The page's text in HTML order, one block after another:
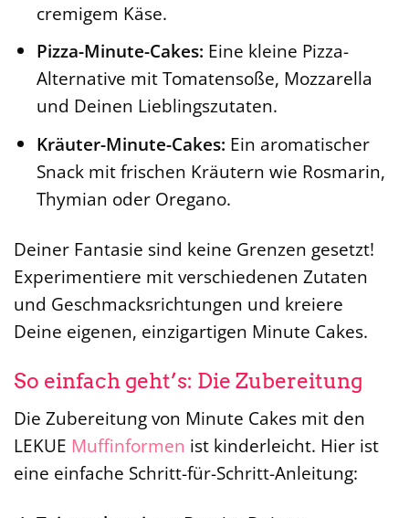
cremigem Käse.
Pizza-Minute-Cakes: Eine kleine Pizza-
Alternative mit Tomatensoße, Mozzarella
und Deinen Lieblingszutaten.
Kräuter-Minute-Cakes: Ein aromatischer
Snack mit frischen Kräutern wie Rosmarin,
Thymian oder Oregano.
Deiner Fantasie sind keine Grenzen gesetzt!
Experimentiere mit verschiedenen Zutaten
und Geschmacksrichtungen und kreiere
Deine eigenen, einzigartigen Minute Cakes.
So einfach geht’s: Die Zubereitung
Die Zubereitung von Minute Cakes mit den
LEKUE Muffinformen ist kinderleicht. Hier ist
eine einfache Schritt-für-Schritt-Anleitung: